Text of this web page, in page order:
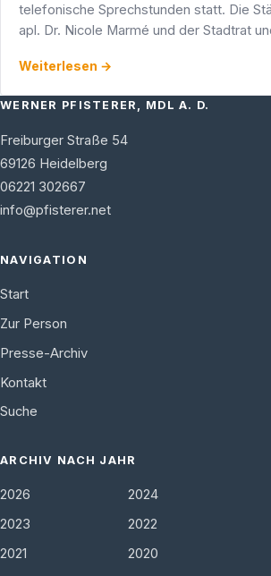
telefonische Sprechstunden statt. Die
apl. Dr. Nicole Marmé und der Stadtrat
Mail …
Weiterlesen →
WERNER PFISTERER, MDL A. D.
Freiburger Straße 54
69126 Heidelberg
06221 302667
info@pfisterer.net
NAVIGATION
Start
Zur Person
Presse-Archiv
Kontakt
Suche
ARCHIV NACH JAHR
2026
2024
2023
2022
2021
2020